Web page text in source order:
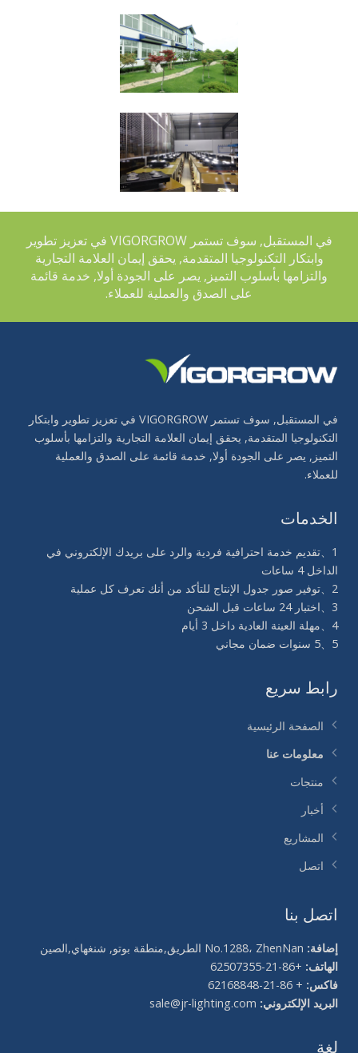
في المستقبل, سوف تستمر VIGORGROW في تعزيز تطوير
وابتكار التكنولوجيا المتقدمة, يحقق إيمان العلامة التجارية
والتزامها بأسلوب التميز, يصر على الجودة أولا, خدمة قائمة
على الصدق والعملية للعملاء.
في المستقبل, سوف تستمر VIGORGROW في تعزيز تطوير وابتكار
التكنولوجيا المتقدمة, يحقق إيمان العلامة التجارية والتزامها بأسلوب
التميز, يصر على الجودة أولا, خدمة قائمة على الصدق والعملية
للعملاء.
الخدمات
1、تقديم خدمة احترافية فردية والرد على بريدك الإلكتروني في
الداخل 4 ساعات
2、توفير صور جدول الإنتاج للتأكد من أنك تعرف كل عملية
3、اختبار 24 ساعات قبل الشحن
4、مهلة العينة العادية داخل 3 أيام
5、5 سنوات ضمان مجاني
رابط سريع
الصفحة الرئيسية
معلومات عنا
منتجات
أخبار
المشاريع
اتصل
اتصل بنا
إضافة:
الهاتف: +86-21-62507355
فاكس: + 86-21-62168848
البريد الإلكتروني:
لغة